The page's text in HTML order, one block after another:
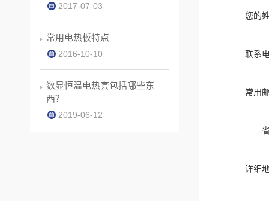
您的
联系
常用
详细
2017-07-03
常用电热板特点
2016-10-10
数显恒温电热套包括哪些东
西？
2019-06-12